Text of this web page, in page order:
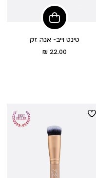
הוסיפי
לסל
טינט וייב- אנה זק
מחיר22.00 ₪